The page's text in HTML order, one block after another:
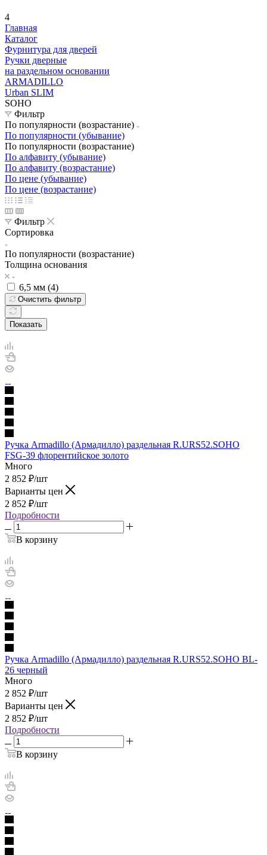
4
Главная
Каталог
Фурнитура для дверей
Ручки дверные
на раздельном основании
ARMADILLO
Urban SLIM
SOHO
Фильтр
По популярности (возрастание)
По популярности (убывание)
По популярности (возрастание)
По алфавиту (убывание)
По алфавиту (возрастание)
По цене (убывание)
По цене (возрастание)
Фильтр
Сортировка
По популярности (возрастание)
Толщина основания
6,5 мм (4)
Очистить фильтр
Показать
Ручка Armadillo (Армадилло) раздельная R.URS52.SOHO
FSG-39 флорентийское золото
Много
2 852 ₽/шт
Варианты цен
2 852 ₽/шт
Подробности
В корзину
Ручка Armadillo (Армадилло) раздельная R.URS52.SOHO BL-
26 черный
Много
2 852 ₽/шт
Варианты цен
2 852 ₽/шт
Подробности
В корзину